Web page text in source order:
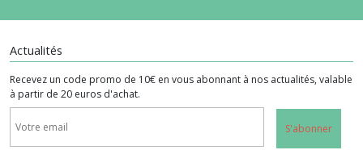
Actualités
Recevez un code promo de 10€ en vous abonnant à nos actualités, valable
à partir de 20 euros d'achat.
S'abonner